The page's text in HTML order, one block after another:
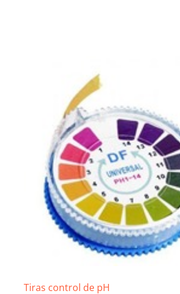
Tiras control de pH